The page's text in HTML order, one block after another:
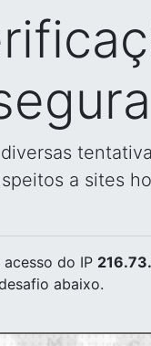
a sites
do IP
abaixo.